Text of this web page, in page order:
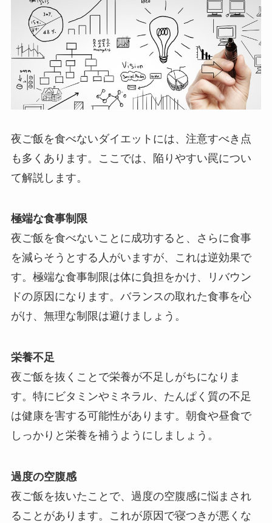
夜ご飯を食べないダイエットには、注意すべき点
も多くあります。ここでは、陥りやすい罠につい
て解説します。
極端な食事制限
夜ご飯を食べないことに成功すると、さらに食事
を減らそうとする人がいますが、これは逆効果で
す。極端な食事制限は体に負担をかけ、リバウン
ドの原因になります。バランスの取れた食事を心
がけ、無理な制限は避けましょう。
栄養不足
夜ご飯を抜くことで栄養が不足しがちになりま
す。特にビタミンやミネラル、たんぱく質の不足
は健康を害する可能性があります。朝食や昼食で
しっかりと栄養を補うようにしましょう。
過度の空腹感
夜ご飯を抜いたことで、過度の空腹感に悩まされ
ることがあります。これが原因で寝つきが悪くな